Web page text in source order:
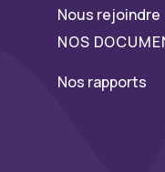
Nous rejoindre
NOS
Nos rapports